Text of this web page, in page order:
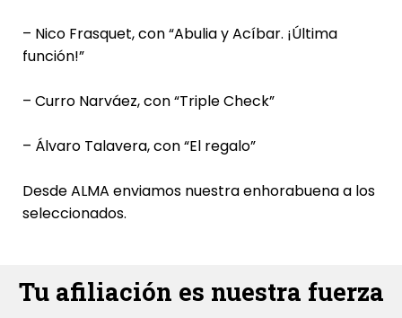
– Nico Frasquet, con “Abulia y Acíbar. ¡Última
función!”
– Curro Narváez, con “Triple Check”
– Álvaro Talavera, con “El regalo”
Desde ALMA enviamos nuestra enhorabuena a los
seleccionados.
Tu afiliación es nuestra fuerza